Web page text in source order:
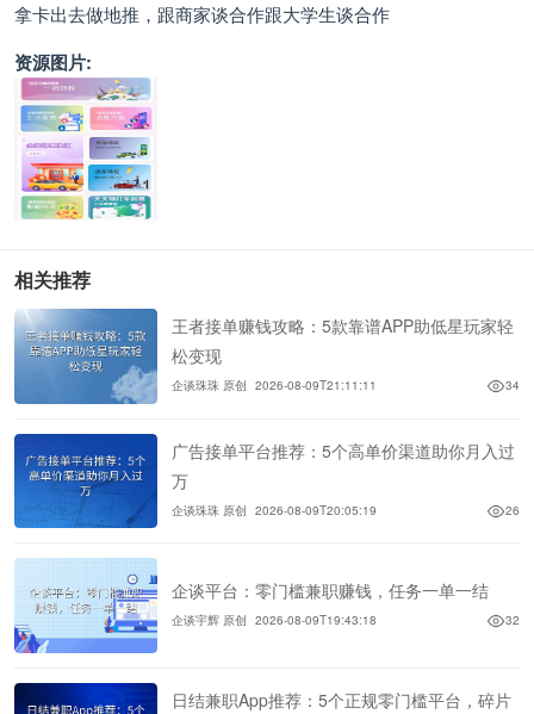
拿卡出去做地推，跟商家谈合作跟大学生谈合作
资源图片:
相关推荐
王者接单赚钱攻略：5款靠谱APP助低星玩家轻
松变现
企谈珠珠 原创 2026-08-09T21:11:11 34
广告接单平台推荐：5个高单价渠道助你月入过
万
企谈珠珠 原创 2026-08-09T20:05:19 26
企谈平台：零门槛兼职赚钱，任务一单一结
企谈宇辉 原创 2026-08-09T19:43:18 32
日结兼职App推荐：5个正规零门槛平台，碎片